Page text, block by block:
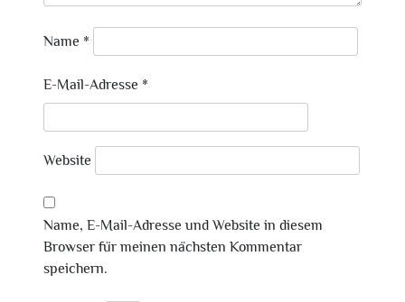
Name *
E-Mail-Adresse *
Website
Name, E-Mail-Adresse und Website in diesem
Browser für meinen nächsten Kommentar
speichern.